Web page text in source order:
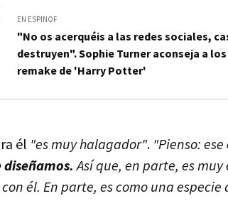
EN ESPINOF
"No os acerquéis a las redes sociales,
destruyen". Sophie Turner aconseja a
remake de 'Harry Potter'
él "es muy halagador". "Pienso: ese
diseñamos.Así que, en parte, es
él. En parte, es como una especie